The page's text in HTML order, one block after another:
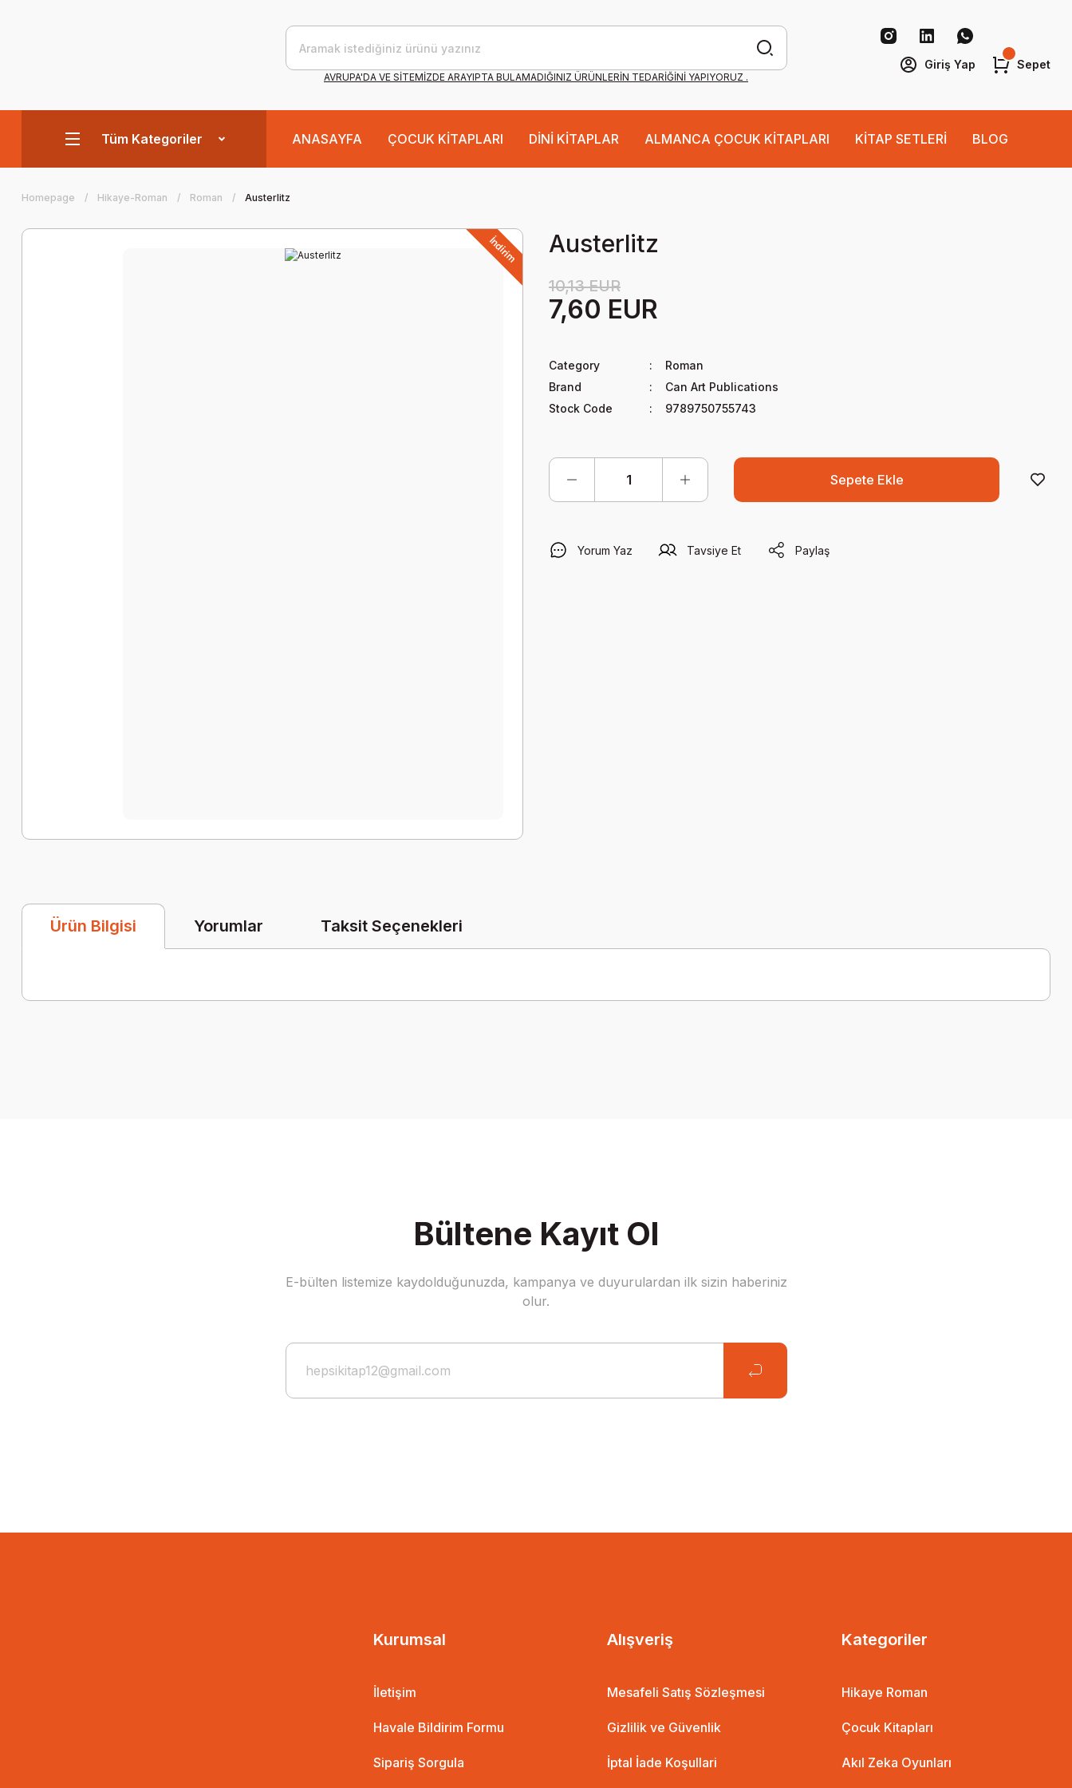
AVRUPA'DA VE SİTEMİZDE ARAYIPTA BULAMADIĞINIZ ÜRÜNLERİN TEDARİĞİNİ YAPIYORUZ .
Giriş Yap Sepet
Tüm Kategoriler ANASAYFA ÇOCUK KİTAPLARI DİNİ KİTAPLAR ALMANCA ÇOCUK KİTAPLARI KİTAP SETLERİ BLOG
Homepage Hikaye-Roman Roman Austerlitz
İndirim Austerlitz
10,13 EUR
7,60 EUR
Category
Roman
Brand
Can Art Publications
Stock Code
9789750755743
Sepete Ekle
Yorum Yaz Tavsiye Et Paylaş
Ürün Bilgisi Yorumlar Taksit Seçenekleri
Bültene Kayıt Ol
E-bülten listemize kaydolduğunuzda, kampanya ve duyurulardan ilk sizin haberiniz
olur.
Kurumsal
İletişim
Havale Bildirim Formu
Sipariş Sorgula
Alışveriş
Mesafeli Satış Sözleşmesi
Gizlilik ve Güvenlik
İptal İade Koşullari
Kategoriler
Hikaye Roman
Çocuk Kitapları
Akıl Zeka Oyunları